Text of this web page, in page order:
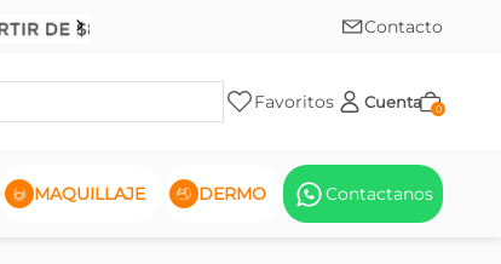
Contacto
Favoritos Cuenta 0
MAQUILLAJE DERMO Contactanos